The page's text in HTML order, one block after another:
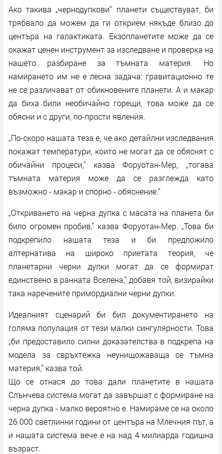
Ако такива „чернодупкови“ планети съществуват, би
трябвало да можем да ги открием някъде близо до
центъра на галактиката. Екзопланетите може да се
окажат ценен инструмент за изследване и проверка на
нашето разбиране за тъмната материя. Но
намирането им не е лесна задача: гравитационно те
не се различават от обикновените планети. А и макар
да биха били необичайно горещи, това може да се
обясни и с други, по-прости явления.
„По-скоро нашата теза е, че ако детайлни изследвания
покажат температури, които не могат да се обяснят с
обичайни процеси," казва Форуотан-Мер, „тогава
тъмната материя може да се разглежда като
възможно - макар и спорно - обяснение."
„Откриването на черна дупка с масата на планета би
било огромен пробив," казва Форуотан-Мер. „Това би
подкрепило нашата теза и би предложило
алтернатива на широко приетата теория, че
планетарни черни дупки могат да се формират
единствено в ранната Вселена," добавя той, визирайки
така наречените примордиални черни дупки.
Идеалният сценарий би бил документирането на
голяма популация от тези малки сингулярности. Това
„би предоставило силни доказателства в подкрепа на
модела за свръхтежка неунищожаваща се тъмна
материя," казва той.
Що се отнася до това дали планетите в нашата
Слънчева система могат да завършат с формиране на
черна дупка - малко вероятно е. Намираме се на около
26 000 светлинни години от центъра на Млечния път, а
и нашата система вече е на над 4 милиарда годишна
възраст.